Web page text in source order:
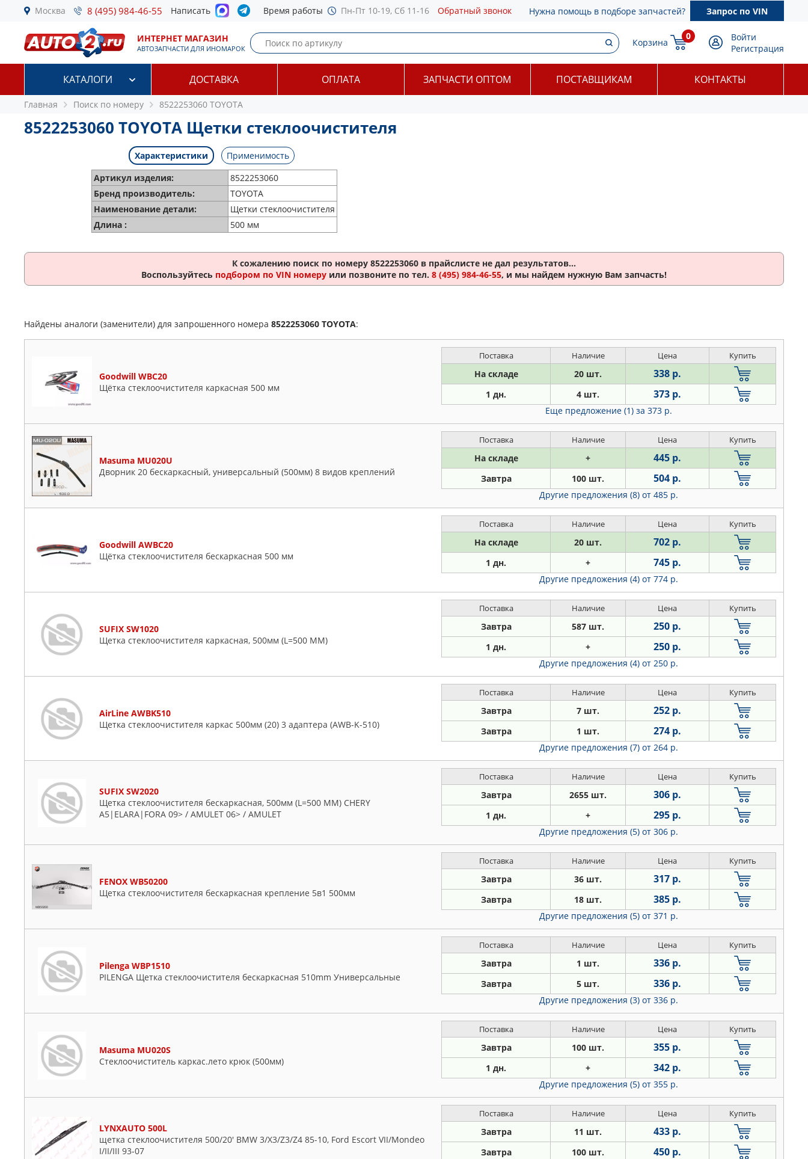
Москва 8 (495) 984-46-55 Написать Время работы Пн-Пт 10-19, Сб 11-16 Обратный звонок Нужна помощь в подборе запчастей? Запрос по VIN
ИНТЕРНЕТ МАГАЗИН
АВТОЗАПЧАСТИ ДЛЯ ИНОМАРОК
Корзина
0
Войти
Регистрация
КАТАЛОГИ ДОСТАВКА ОПЛАТА ЗАПЧАСТИ ОПТОМ ПОСТАВЩИКАМ КОНТАКТЫ
Главная Поиск по номеру 8522253060 TOYOTA
8522253060 TOYOTA Щетки стеклоочистителя
Характеристики
Применимость
Артикул изделия:
8522253060
Бренд производитель:
TOYOTA
Наименование детали:
Щетки стеклоочистителя
Длина :
500 мм
К сожалению поиск по номеру 8522253060 в прайслисте не дал результатов...
Воспользуйтесь подбором по VIN номеру или позвоните по тел. 8 (495) 984-46-55, и мы найдем нужную Вам запчасть!
Найдены аналоги (заменители) для запрошенного номера 8522253060 TOYOTA:
Goodwill WBC20
Щётка стеклоочистителя каркасная 500 мм
Поставка Наличие Цена Купить
На складе 20 шт. 338 р.
1 дн. 4 шт. 373 р.
Еще предложение (1) за 373 р.
Masuma MU020U
Дворник 20 бескаркасный, универсальный (500мм) 8 видов креплений
Поставка Наличие Цена Купить
На складе + 445 р.
Завтра 100 шт. 504 р.
Другие предложения (8) от 485 р.
Goodwill AWBC20
Щётка стеклоочистителя бескаркасная 500 мм
Поставка Наличие Цена Купить
На складе 20 шт. 702 р.
1 дн. + 745 р.
Другие предложения (4) от 774 р.
SUFIX SW1020
Щетка стеклоочистителя каркасная, 500мм (L=500 ММ)
Поставка Наличие Цена Купить
Завтра 587 шт. 250 р.
1 дн. + 250 р.
Другие предложения (4) от 250 р.
AirLine AWBK510
Щетка стеклоочистителя каркас 500мм (20) 3 адаптера (AWB-K-510)
Поставка Наличие Цена Купить
Завтра 7 шт. 252 р.
Завтра 1 шт. 274 р.
Другие предложения (7) от 264 р.
SUFIX SW2020
Щетка стеклоочистителя бескаркасная, 500мм (L=500 ММ) CHERY
A5|ELARA|FORA 09> / AMULET 06> / AMULET
Поставка Наличие Цена Купить
Завтра 2655 шт. 306 р.
1 дн. + 295 р.
Другие предложения (5) от 306 р.
FENOX WB50200
Щетка стеклоочистителя бескаркасная крепление 5в1 500мм
Поставка Наличие Цена Купить
Завтра 36 шт. 317 р.
Завтра 18 шт. 385 р.
Другие предложения (5) от 371 р.
Pilenga WBP1510
PILENGA Щетка стеклоочистителя бескаркасная 510mm Универсальные
Поставка Наличие Цена Купить
Завтра 1 шт. 336 р.
Завтра 5 шт. 336 р.
Другие предложения (3) от 336 р.
Masuma MU020S
Стеклоочиститель каркас.лето крюк (500мм)
Поставка Наличие Цена Купить
Завтра 100 шт. 355 р.
1 дн. + 342 р.
Другие предложения (5) от 355 р.
LYNXAUTO 500L
щетка стеклоочистителя 500/20' BMW 3/X3/Z3/Z4 85-10, Ford Escort VII/Mondeo
I/II/III 93-07
Поставка Наличие Цена Купить
Завтра 11 шт. 433 р.
Завтра 100 шт. 450 р.